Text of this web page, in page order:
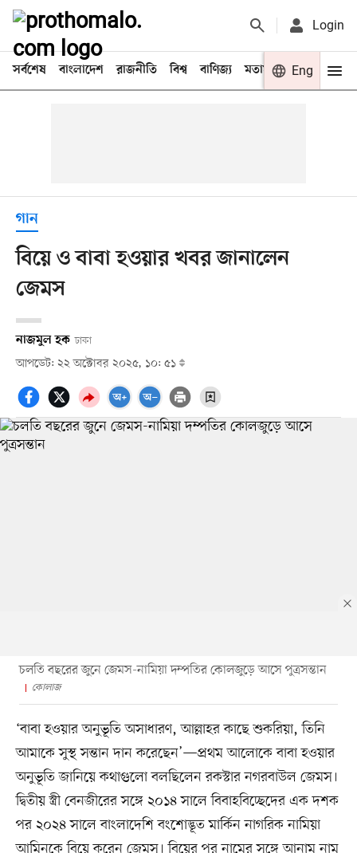
Login
সর্বশেষ বাংলাদেশ রাজনীতি বিশ্ব বাণিজ্য মতামত খেলা
Eng
গান
বিয়ে ও বাবা হওয়ার খবর জানালেন
জেমস
নাজমুল হক ঢাকা
আপডেট: ২২ অক্টোবর ২০২৫, ১০: ৫১
চলতি বছরের জুনে জেমস-নামিয়া দম্পতির কোলজুড়ে আসে পুত্রসন্তান
কোলাজ
‘বাবা হওয়ার অনুভূতি অসাধারণ, আল্লাহর কাছে শুকরিয়া, তিনি
আমাকে সুস্থ সন্তান দান করেছেন’—প্রথম আলোকে বাবা হওয়ার
অনুভূতি জানিয়ে কথাগুলো বলছিলেন রকস্টার নগরবাউল জেমস।
দ্বিতীয় স্ত্রী বেনজীরের সঙ্গে ২০১৪ সালে বিবাহবিচ্ছেদের এক দশক
পর ২০২৪ সালে বাংলাদেশি বংশোদ্ভূত মার্কিন নাগরিক নামিয়া
আমিনকে বিয়ে করেন জেমস। বিয়ের পর নামের সঙ্গে আনাম নাম